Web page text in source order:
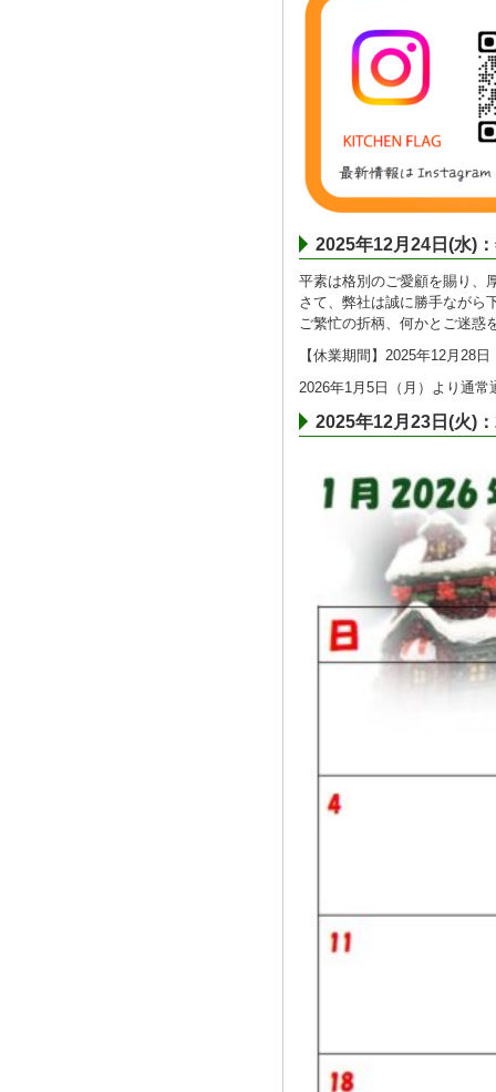
2025年12月24日(水)
平素は格別のご愛顧を賜り、
さて、弊社は誠に勝手ながら
ご繁忙の折柄、何かとご迷惑
【休業期間】2025年12月28
2026年1月5日（月）より通
2025年12月23日(火)